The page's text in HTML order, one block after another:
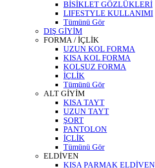
BİSİKLET GÖZLÜKLERİ
LIFESTYLE KULLANIMI
Tümünü Gör
DIŞ GİYİM
FORMA / İÇLİK
UZUN KOL FORMA
KISA KOL FORMA
KOLSUZ FORMA
İÇLİK
Tümünü Gör
ALT GİYİM
KISA TAYT
UZUN TAYT
ŞORT
PANTOLON
İÇLİK
Tümünü Gör
ELDİVEN
KISA PARMAK ELDİVEN